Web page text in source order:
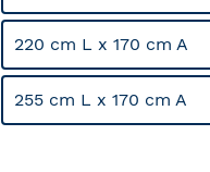
220 cm L x 170 cm A
255 cm L x 170 cm A